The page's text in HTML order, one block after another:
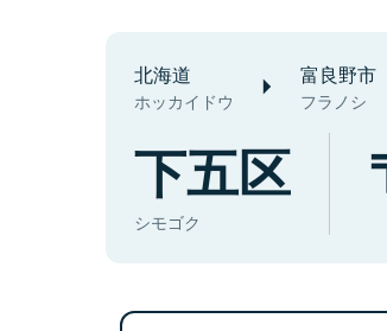
北海道
ホッカイドウ
富良野市
フラノシ
下五区
シモゴク